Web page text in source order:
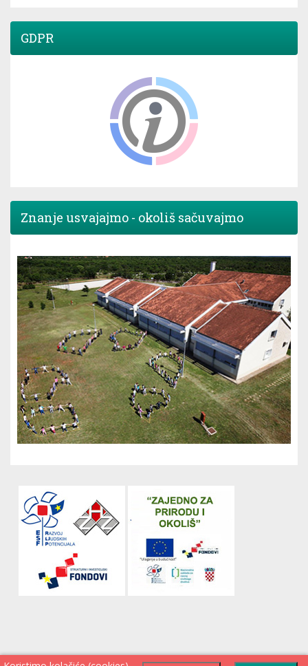
GDPR
Znanje usvajajmo - okoliš sačuvajmo